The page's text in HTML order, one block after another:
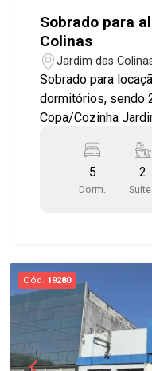
supermercados
de ampla
arredores. Fácil
Ricardo, Avenida
Rodovia
excelente
#geraçãoimóveis
#aptolocaçãoSJC
Sobrado para
Colinas
Jardim das
Sobrado para
dormitórios, sendo
Copa/Cozinha
futebol Quadra de
Academia ao ar
Play Ground
5
Dorm.
2
Cód. 19280